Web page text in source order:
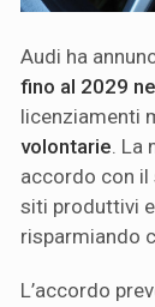
Audi ha
fino al 2029
licenziamenti
volontarie. La
accordo con il
siti produttivi
risparmiando
L’accordo